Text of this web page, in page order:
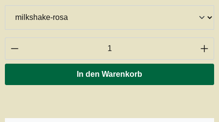
Produkt Anzahl: Gib den gewünschten
In den Warenkorb